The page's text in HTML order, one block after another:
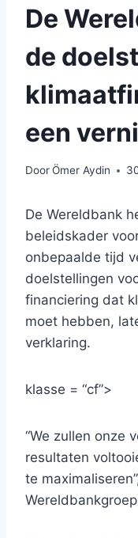
De
de
een
DoorÖmer Aydin
De Wereldbank
beleidskader
onbepaalde tijd
doelstellingen
financiering dat
moet hebben,
verklaring.
klasse = “cf”>
“We zullen onze
resultaten
te